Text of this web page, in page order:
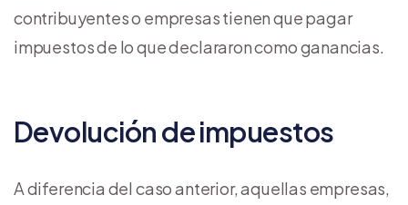
contribuyentes o empresas tienen que pagar
impuestos de lo que declararon como ganancias.
Devolución de impuestos
A diferencia del caso anterior, aquellas empresas,